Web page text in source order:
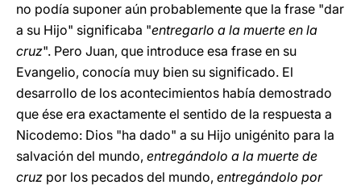
no podía suponer aún probablemente que la frase "dar
a su Hijo" significaba "entregarlo a la muerte en la
cruz". Pero Juan, que introduce esa frase en su
Evangelio, conocía muy bien su significado. El
desarrollo de los acontecimientos había demostrado
que ése era exactamente el sentido de la respuesta a
Nicodemo: Dios "ha dado" a su Hijo unigénito para la
salvación del mundo, entregándolo a la muerte de
cruz por los pecados del mundo, entregándolo por